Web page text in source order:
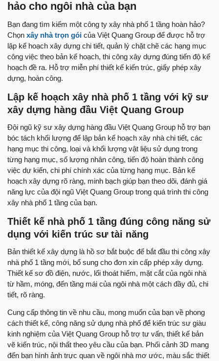
hảo cho ngôi nhà của bạn
Bạn đang tìm kiếm một công ty xây nhà phố 1 tầng hoàn hảo?
Chọn xây nhà trọn gói của Việt Quang Group để được hỗ trợ
lập kế hoạch xây dựng chi tiết, quản lý chặt chẽ các hạng mục
công việc theo bản kế hoạch, thi công xây dựng đúng tiến độ kế
hoạch đề ra. Hỗ trợ miễn phí thiết kế kiến trúc, giấy phép xây
dựng, hoàn công.
Lập kế hoạch xây nhà phố 1 tầng với kỹ sư
xây dựng hàng đầu Việt Quang Group
Đội ngũ kỹ sư xây dựng hàng đầu Việt Quang Group hỗ trợ bạn
bóc tách khối lượng để lập bản kế hoạch xây nhà chi tiết, các
hạng mục thi công, loại và khối lượng vật liệu sử dụng trong
từng hạng mục, số lượng nhân công, tiến độ hoàn thành công
việc dự kiến, chi phí chính xác của từng hạng mục. Bản kế
hoạch xây dựng rõ ràng, minh bạch giúp bạn theo dõi, đánh giá
năng lực của đội ngũ Việt Quang Group trong quá trình thi công
xây nhà phố 1 tầng của bạn.
Thiết kế nhà phố 1 tầng đúng công năng sử
dụng với kiến trúc sư tài năng
Bản thiết kế xây dựng là hồ sơ bắt buộc để bắt đầu thi công xây
nhà phố 1 tầng mới, bổ sung cho đơn xin cấp phép xây dựng.
Thiết kế sơ đồ điện, nước, lối thoát hiểm, mặt cắt của ngôi nhà
từ hầm, móng, đến tầng mái của ngôi nhà một cách đầy đủ, chi
tiết, rõ ràng.
Cung cấp thông tin về nhu cầu, mong muốn của bạn về phong
cách thiết kế, công năng sử dụng nhà phố để kiến trúc sư giàu
kinh nghiệm của Việt Quang Group hỗ trợ tư vấn, thiết kế bản
vẽ kiến trúc, nội thất theo yêu cầu của bạn. Phối cảnh 3D mang
đến bạn hình ảnh trực quan về ngôi nhà mơ ước, màu sắc thiết